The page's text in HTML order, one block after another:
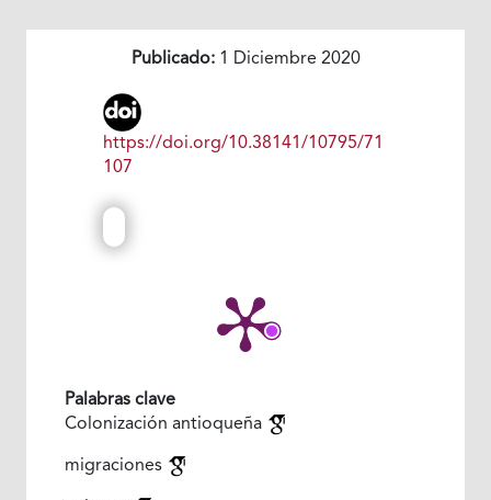
Publicado:1 Diciembre 2020
https://doi.org/10.38141/10795/71
107
Palabras clave
Colonización antioqueña
migraciones